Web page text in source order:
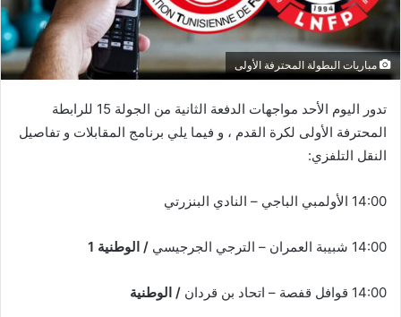
مباريات البطولة المحترفة الأولى
تدور اليوم الأحد مواجهات الدفعة الثانية من الجولة 15 للرابطة
المحترفة الأولى لكرة القدم ، و فيما يلي برنامج المقابلات و تفاصيل
النقل التلفزي:
14:00 الأولمبي الباجي – النادي البنزرتي
14:00 شبيبة العمران – الترجي الجرجيسي / الوطنية 1
14:00 قوافل قفصة – اتحاد بن قردان / الوطنية